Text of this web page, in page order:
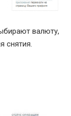
валюту,
снятия.